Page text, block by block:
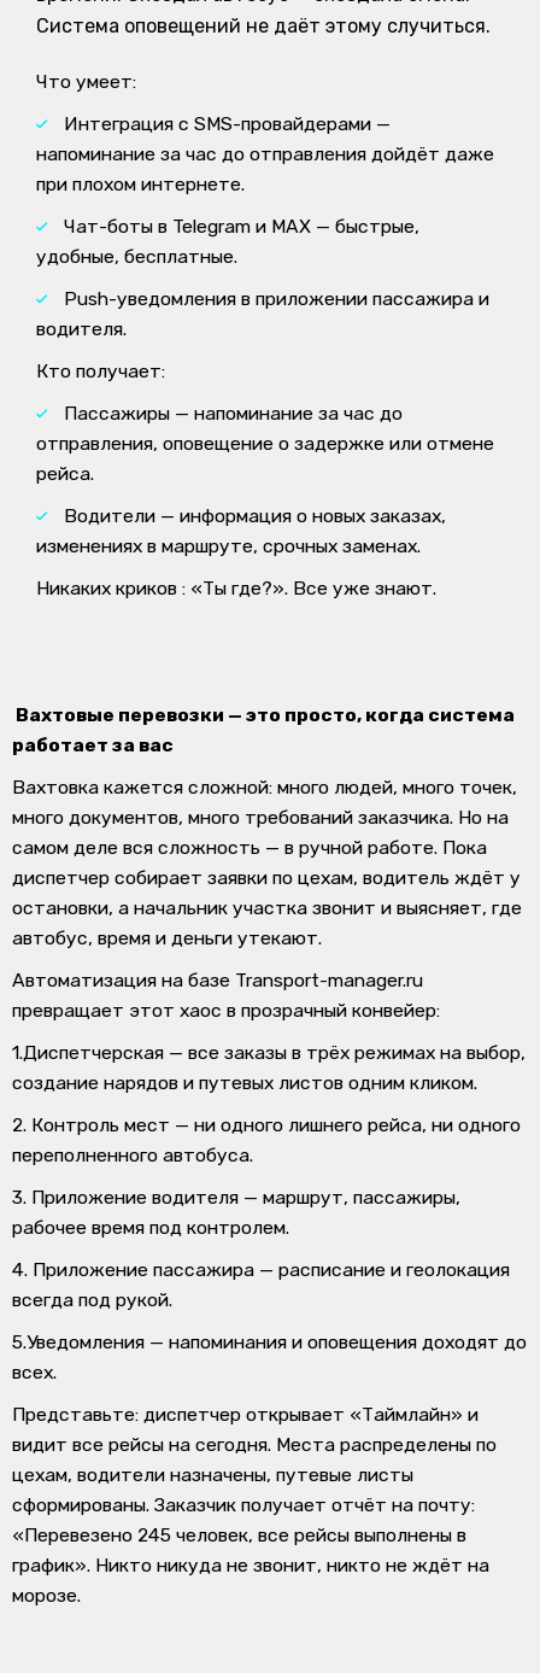
Система оповещений не даёт этому случиться.
Что умеет:
Интеграция с SMS-провайдерами —
напоминание за час до отправления дойдёт даже
при плохом интернете.
Чат-боты в Telegram и MAX — быстрые,
удобные, бесплатные.
Push-уведомления в приложении пассажира и
водителя.
Кто получает:
Пассажиры — напоминание за час до
отправления, оповещение о задержке или отмене
рейса.
Водители — информация о новых заказах,
изменениях в маршруте, срочных заменах.
Никаких криков : «Ты где?». Все уже знают.
Вахтовые перевозки — это просто, когда система
работает за вас
Вахтовка кажется сложной: много людей, много точек,
много документов, много требований заказчика. Но на
самом деле вся сложность — в ручной работе. Пока
диспетчер собирает заявки по цехам, водитель ждёт у
остановки, а начальник участка звонит и выясняет, где
автобус, время и деньги утекают.
Автоматизация на базе Transport-manager.ru
превращает этот хаос в прозрачный конвейер:
1.Диспетчерская — все заказы в трёх режимах на выбор,
создание нарядов и путевых листов одним кликом.
2. Контроль мест — ни одного лишнего рейса, ни одного
переполненного автобуса.
3. Приложение водителя — маршрут, пассажиры,
рабочее время под контролем.
4. Приложение пассажира — расписание и геолокация
всегда под рукой.
5.Уведомления — напоминания и оповещения доходят до
всех.
Представьте: диспетчер открывает «Таймлайн» и
видит все рейсы на сегодня. Места распределены по
цехам, водители назначены, путевые листы
сформированы. Заказчик получает отчёт на почту:
«Перевезено 245 человек, все рейсы выполнены в
график». Никто никуда не звонит, никто не ждёт на
морозе.